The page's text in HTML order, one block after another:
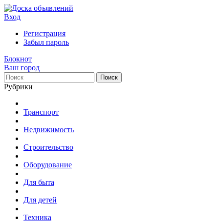
Вход
Регистрация
Забыл пароль
Блокнот
Ваш город
Поиск
Рубрики
Транспорт
Недвижимость
Строительство
Оборудование
Для быта
Для детей
Техника